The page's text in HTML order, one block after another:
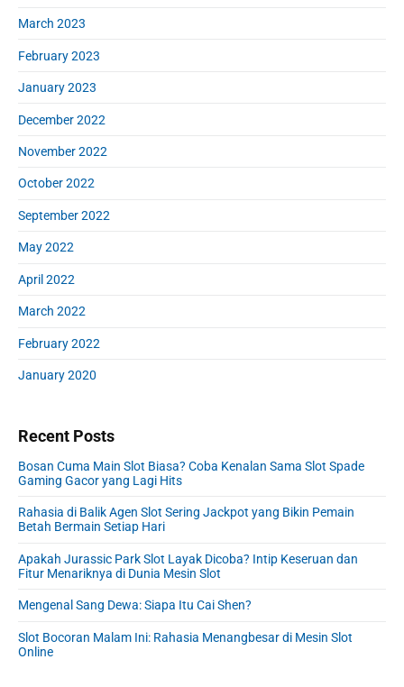
March 2023
February 2023
January 2023
December 2022
November 2022
October 2022
September 2022
May 2022
April 2022
March 2022
February 2022
January 2020
Recent Posts
Bosan Cuma Main Slot Biasa? Coba Kenalan Sama Slot Spade
Gaming Gacor yang Lagi Hits
Rahasia di Balik Agen Slot Sering Jackpot yang Bikin Pemain
Betah Bermain Setiap Hari
Apakah Jurassic Park Slot Layak Dicoba? Intip Keseruan dan
Fitur Menariknya di Dunia Mesin Slot
Mengenal Sang Dewa: Siapa Itu Cai Shen?
Slot Bocoran Malam Ini: Rahasia Menangbesar di Mesin Slot
Online